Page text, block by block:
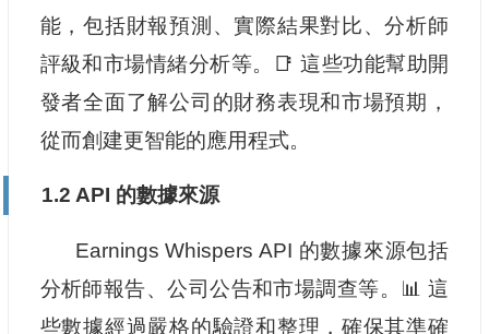
能，包括財報預測、實際結果對比、分析師
評級和市場情緒分析等。📑 這些功能幫助開
發者全面了解公司的財務表現和市場預期，
從而創建更智能的應用程式。
1.2 API 的數據來源
Earnings Whispers API 的數據來源包括
分析師報告、公司公告和市場調查等。📊 這
些數據經過嚴格的驗證和整理，確保其準確